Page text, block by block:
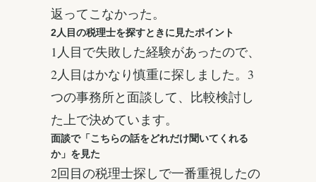
返ってこなかった。
2人目の税理士を探すときに見たポイント
1人目で失敗した経験があったので、
2人目はかなり慎重に探しました。3
つの事務所と面談して、比較検討し
た上で決めています。
面談で「こちらの話をどれだけ聞いてくれる
か」を見た
2回目の税理士探しで一番重視したの